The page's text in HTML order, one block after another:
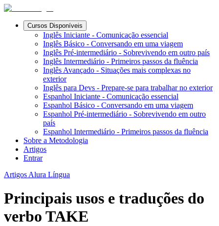
Cursos Disponíveis
Inglês Iniciante - Comunicação essencial
Inglês Básico - Conversando em uma viagem
Inglês Pré-intermediário - Sobrevivendo em outro país
Inglês Intermediário - Primeiros passos da fluência
Inglês Avançado - Situações mais complexas no
exterior
Inglês para Devs - Prepare-se para trabalhar no exterior
Espanhol Iniciante - Comunicação essencial
Espanhol Básico - Conversando em uma viagem
Espanhol Pré-intermediário - Sobrevivendo em outro
país
Espanhol Intermediário - Primeiros passos da fluência
Sobre a Metodologia
Artigos
Entrar
Artigos Alura Língua
Principais usos e traduções do
verbo TAKE